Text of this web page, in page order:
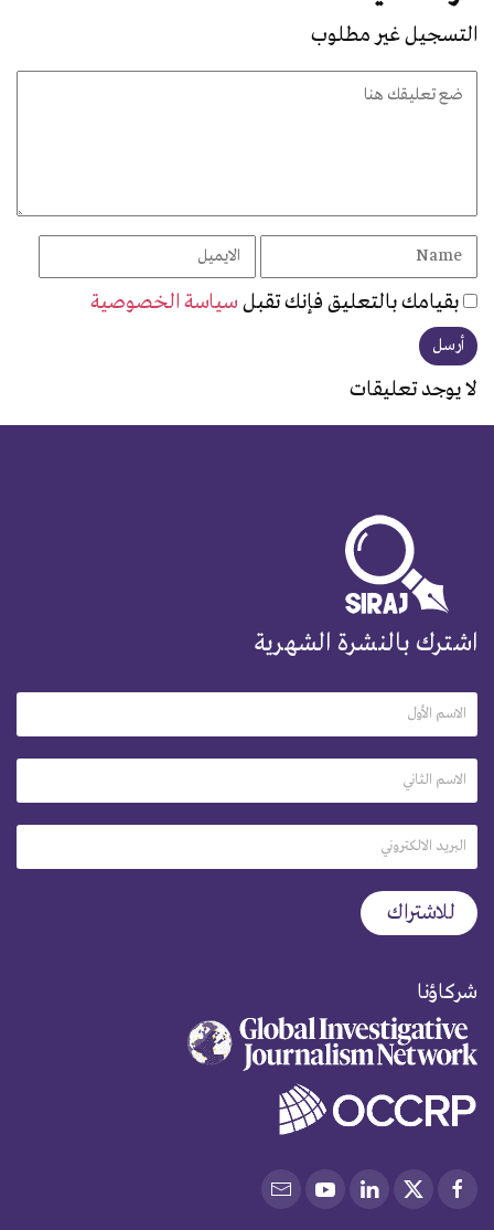
التسجيل غير مطلوب
بقيامك بالتعليق فإنك تقبلسياسة الخصوصية
لا يوجد تعليقات
اشترك بالنشرة الشهرية
شركاؤنا